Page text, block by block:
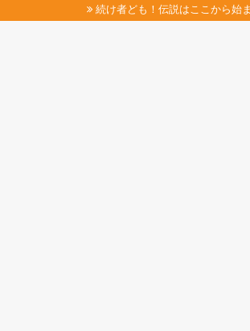
続け者ども！伝説はここから始